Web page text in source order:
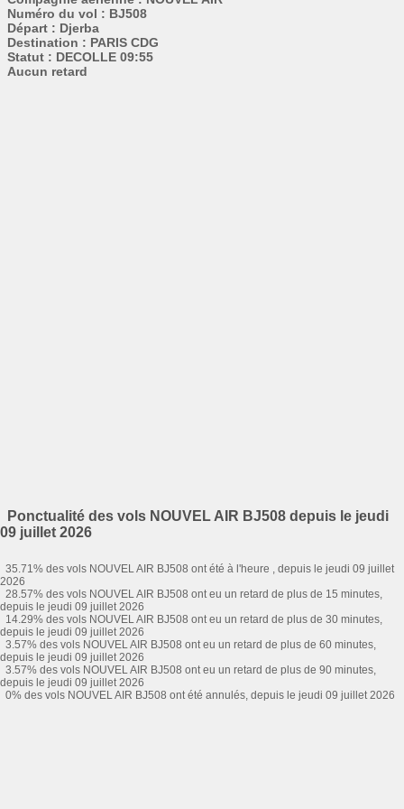
Numéro du vol : BJ508
Départ : Djerba
Destination : PARIS CDG
Statut : DECOLLE 09:55
Aucun retard
Ponctualité des vols NOUVEL AIR BJ508 depuis le jeudi
09 juillet 2026
35.71% des vols NOUVEL AIR BJ508 ont été à l'heure , depuis le jeudi 09 juillet
2026
28.57% des vols NOUVEL AIR BJ508 ont eu un retard de plus de 15 minutes,
depuis le jeudi 09 juillet 2026
14.29% des vols NOUVEL AIR BJ508 ont eu un retard de plus de 30 minutes,
depuis le jeudi 09 juillet 2026
3.57% des vols NOUVEL AIR BJ508 ont eu un retard de plus de 60 minutes,
depuis le jeudi 09 juillet 2026
3.57% des vols NOUVEL AIR BJ508 ont eu un retard de plus de 90 minutes,
depuis le jeudi 09 juillet 2026
0% des vols NOUVEL AIR BJ508 ont été annulés, depuis le jeudi 09 juillet 2026